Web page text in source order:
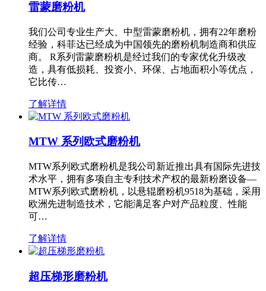
雷蒙磨粉机
我们公司专业生产大、中型雷蒙磨粉机，拥有22年磨粉
经验，科菲达已经成为中国领先的磨粉机制造商和供应
商。 R系列雷蒙磨粉机是经过我们的专家优化升级改
造，具有低损耗、投资小、环保、占地面积小等优点，
它比传…
了解详情
MTW 系列欧式磨粉机
MTW系列欧式磨粉机是我公司新近推出具有国际先进技
术水平，拥有多项自主专利技术产权的最新粉磨设备—
MTW系列欧式磨粉机，以悬辊磨粉机9518为基础，采用
欧洲先进制造技术，它能满足客户对产品粒度、性能
可…
了解详情
超压梯形磨粉机